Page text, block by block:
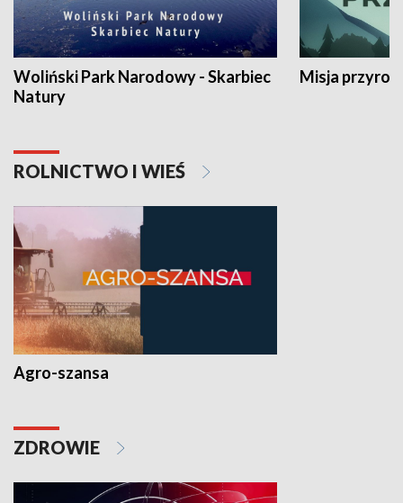
Woliński Park Narodowy - Skarbiec
Natury
Misja
ROLNICTWO I WIEŚ
Agro-szansa
ZDROWIE